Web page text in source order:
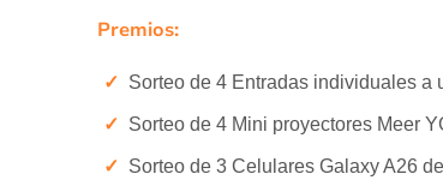
Premios:
Sorteo de 4 Entradas individuales a
Sorteo de 4 Mini proyectores Meer
Sorteo de 3 Celulares Galaxy A26